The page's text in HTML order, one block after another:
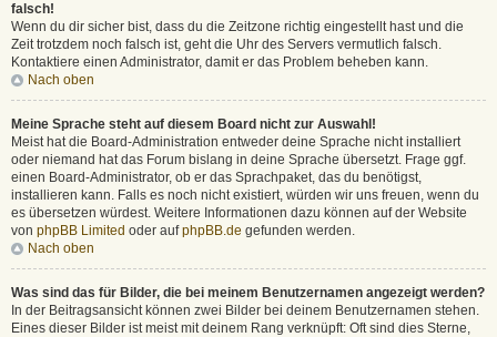
falsch!
Wenn du dir sicher bist, dass du die Zeitzone richtig eingestellt hast und die
Zeit trotzdem noch falsch ist, geht die Uhr des Servers vermutlich falsch.
Kontaktiere einen Administrator, damit er das Problem beheben kann.
Nach oben
Meine Sprache steht auf diesem Board nicht zur Auswahl!
Meist hat die Board-Administration entweder deine Sprache nicht installiert
oder niemand hat das Forum bislang in deine Sprache übersetzt. Frage ggf.
einen Board-Administrator, ob er das Sprachpaket, das du benötigst,
installieren kann. Falls es noch nicht existiert, würden wir uns freuen, wenn du
es übersetzen würdest. Weitere Informationen dazu können auf der Website
von phpBB Limited oder aufphpBB.de gefunden werden.
Nach oben
Was sind das für Bilder, die bei meinem Benutzernamen angezeigt werden?
In der Beitragsansicht können zwei Bilder bei deinem Benutzernamen stehen.
Eines dieser Bilder ist meist mit deinem Rang verknüpft: Oft sind dies Sterne,